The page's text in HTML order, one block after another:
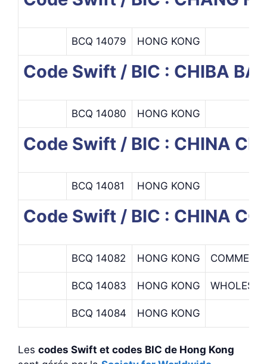
BCQ 14079 HONG KONG
Code Swift / BIC : CHIBA
BCQ 14080 HONG KONG
Code Swift / BIC : CHINA
BCQ 14081 HONG KONG
Code Swift / BIC : CHINA
BCQ 14082 HONG KONG
BCQ 14083 HONG KONG
BCQ 14084 HONG KONG
Les codes Swift et codes BIC de Hong Kong